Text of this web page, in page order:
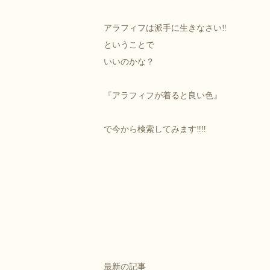
アラフィフは派手に生きなさい‼︎
ということで
いいのかな？
『アラフィフが着ると良い色』
で今から検索してみます‼︎‼︎
最新の記事